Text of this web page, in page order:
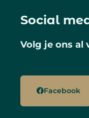
Social
Volg je ons al
Facebook